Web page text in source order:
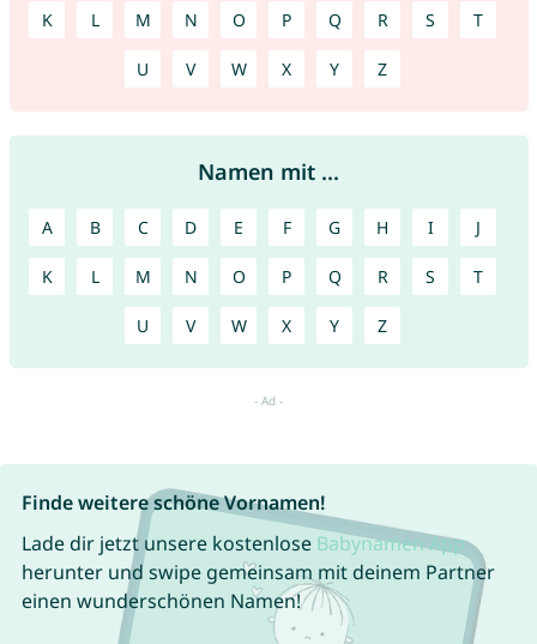
K L M N O P Q R S T
U V W X Y Z
Namen mit ...
A B C D E F G H I J
K L M N O P Q R S T
U V W X Y Z
Finde weitere schöne Vornamen!
Lade dir jetzt unsere kostenlose Babynamen App
herunter und swipe gemeinsam mit deinem Partner
einen wunderschönen Namen!